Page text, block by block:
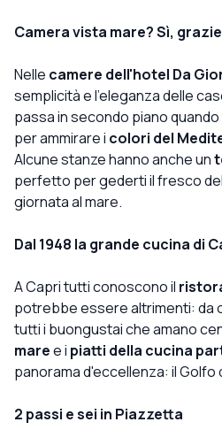
Camera vista mare? Sì,
Nelle camere dell'hotel Da
semplicità e l'eleganza delle
passa in secondo piano
per ammirare i colori del
Alcune stanze hanno anche un
perfetto per gederti il fresco
giornata al mare.
Dal 1948 la grande cucina di
A Capri tutti conoscono il
potrebbe essere altrimenti: da
tutti i buongustai che amano
maree i piatti della cucina
panorama d'eccellenza: il Golfo
2 passi e sei in Piazzetta